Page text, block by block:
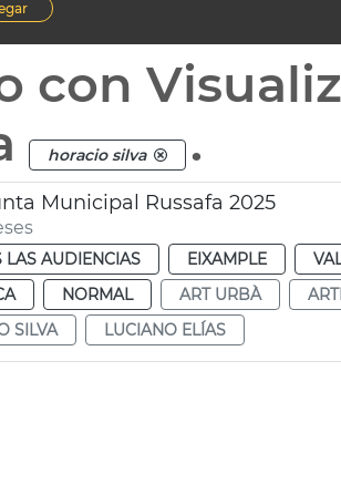
con
horacio silva .
Municipal Russafa 2025
LAS AUDIENCIAS EIXAMPLE
NORMAL ART URBÀ
SILVA LUCIANO ELÍAS